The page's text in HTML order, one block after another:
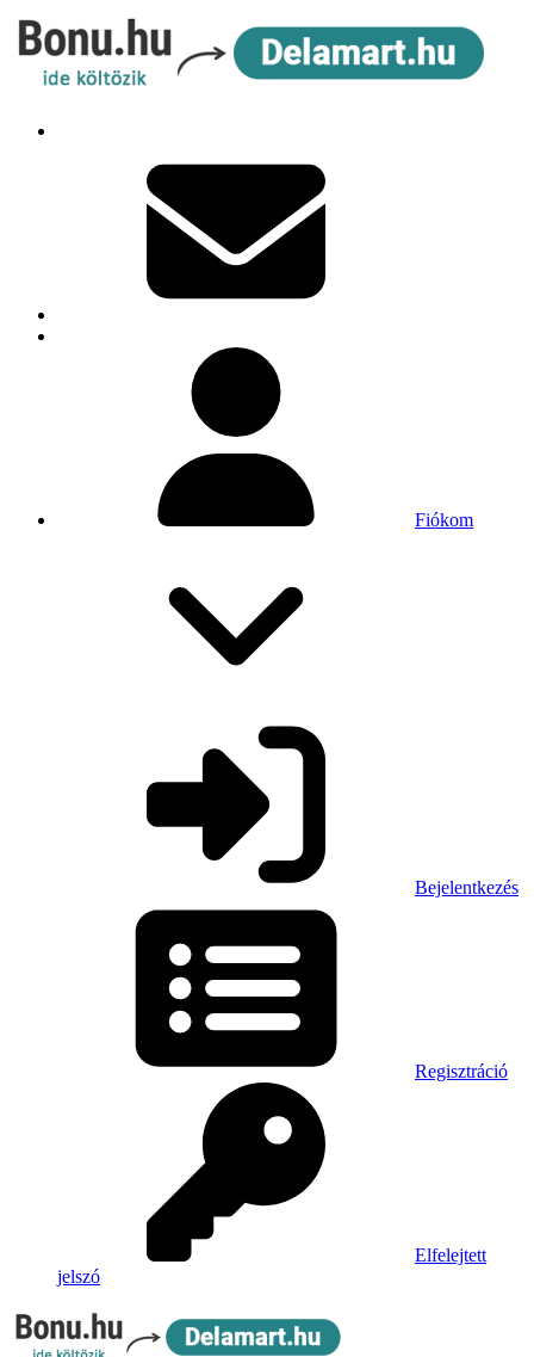
Fiókom
Bejelentkezés
Regisztráció
Elfelejtett
jelszó